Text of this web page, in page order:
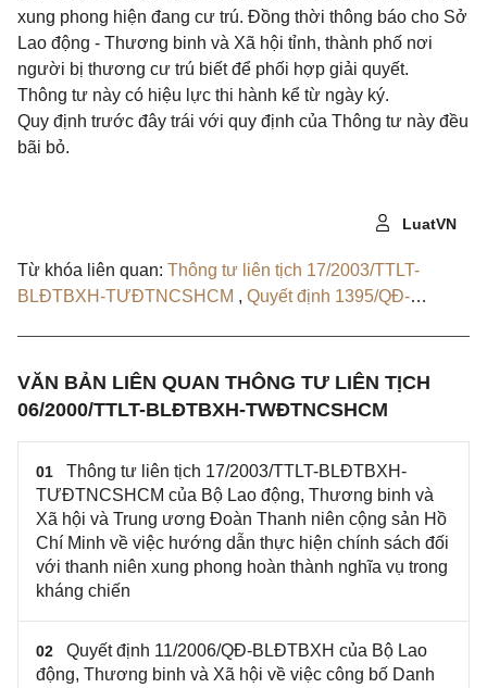
xung phong hiện đang cư trú. Đồng thời thông báo cho Sở
Lao động - Thương binh và Xã hội tỉnh, thành phố nơi
người bị thương cư trú biết để phối hợp giải quyết.
Thông tư này có hiệu lực thi hành kể từ ngày ký.
Quy định trước đây trái với quy định của Thông tư này đều
bãi bỏ.
LuatVN
Từ khóa liên quan: Thông tư liên tịch 17/2003/TTLT-
BLĐTBXH-TƯĐTNCSHCM , Quyết định 1395/QĐ-
VĂN BẢN LIÊN QUAN THÔNG TƯ LIÊN TỊCH
06/2000/TTLT-BLĐTBXH-TWĐTNCSHCM
01
Thông tư liên tịch 17/2003/TTLT-BLĐTBXH-
TƯĐTNCSHCM của Bộ Lao động, Thương binh và
Xã hội và Trung ương Đoàn Thanh niên cộng sản Hồ
Chí Minh về việc hướng dẫn thực hiện chính sách đối
với thanh niên xung phong hoàn thành nghĩa vụ trong
kháng chiến
02
Quyết định 11/2006/QĐ-BLĐTBXH của Bộ Lao
động, Thương binh và Xã hội về việc công bố Danh